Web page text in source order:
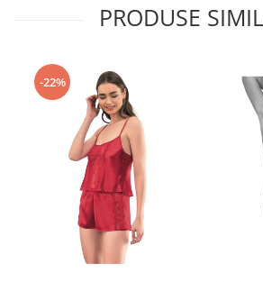
PRODUSE
-22%